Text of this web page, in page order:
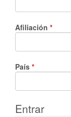
Afiliación *
País *Obligatorio
Entrar